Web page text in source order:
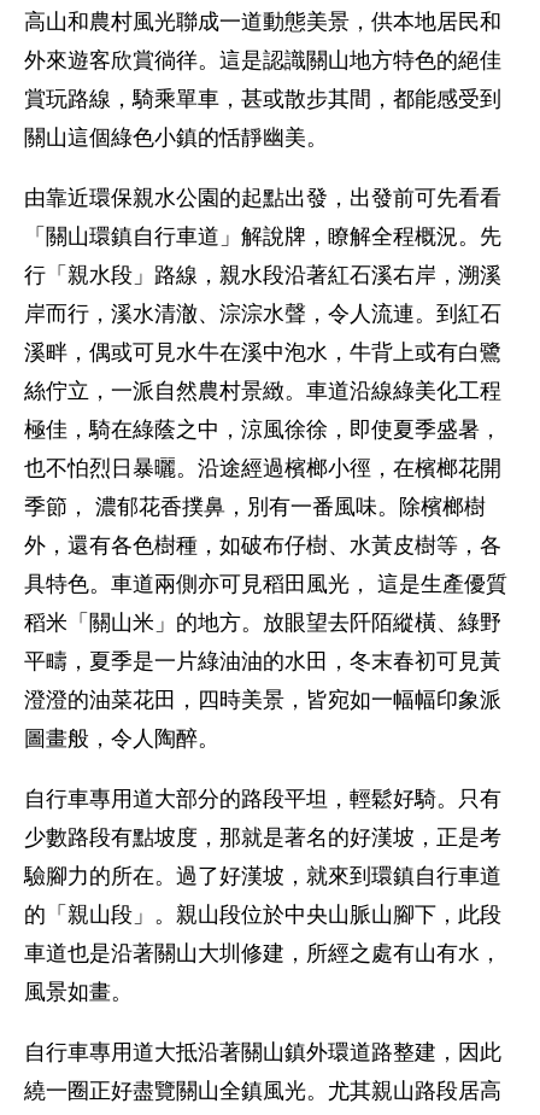
高山和農村風光聯成一道動態美景，供本地居民和
外來遊客欣賞徜徉。這是認識關山地方特色的絕佳
賞玩路線，騎乘單車，甚或散步其間，都能感受到
關山這個綠色小鎮的恬靜幽美。
由靠近環保親水公園的起點出發，出發前可先看看
「關山環鎮自行車道」解說牌，瞭解全程概況。先
行「親水段」路線，親水段沿著紅石溪右岸，溯溪
岸而行，溪水清澈、淙淙水聲，令人流連。到紅石
溪畔，偶或可見水牛在溪中泡水，牛背上或有白鷺
絲佇立，一派自然農村景緻。車道沿線綠美化工程
極佳，騎在綠蔭之中，涼風徐徐，即使夏季盛暑，
也不怕烈日暴曬。沿途經過檳榔小徑，在檳榔花開
季節， 濃郁花香撲鼻，別有一番風味。除檳榔樹
外，還有各色樹種，如破布仔樹、水黃皮樹等，各
具特色。車道兩側亦可見稻田風光， 這是生產優質
稻米「關山米」的地方。放眼望去阡陌縱橫、綠野
平疇，夏季是一片綠油油的水田，冬末春初可見黃
澄澄的油菜花田，四時美景，皆宛如一幅幅印象派
圖畫般，令人陶醉。
自行車專用道大部分的路段平坦，輕鬆好騎。只有
少數路段有點坡度，那就是著名的好漢坡，正是考
驗腳力的所在。過了好漢坡，就來到環鎮自行車道
的「親山段」。親山段位於中央山脈山腳下，此段
車道也是沿著關山大圳修建，所經之處有山有水，
風景如畫。
自行車專用道大抵沿著關山鎮外環道路整建，因此
繞一圈正好盡覽關山全鎮風光。尤其親山路段居高